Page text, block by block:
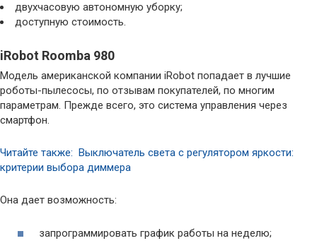
двухчасовую автономную уборку;
доступную стоимость.
iRobot Roomba 980
Модель американской компании iRobot попадает в лучшие
роботы-пылесосы, по отзывам покупателей, по многим
параметрам. Прежде всего, это система управления через
смартфон.
Читайте также: Выключатель света с регулятором яркости:
критерии выбора диммера
Она дает возможность:
запрограммировать график работы на неделю;